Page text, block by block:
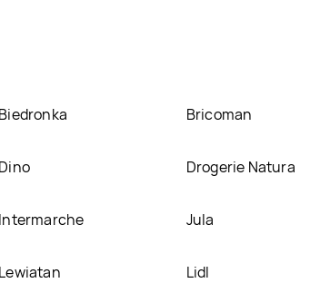
Biedronka Bricoman
Dino Drogerie Natura
Intermarche Jula
Lewiatan Lidl